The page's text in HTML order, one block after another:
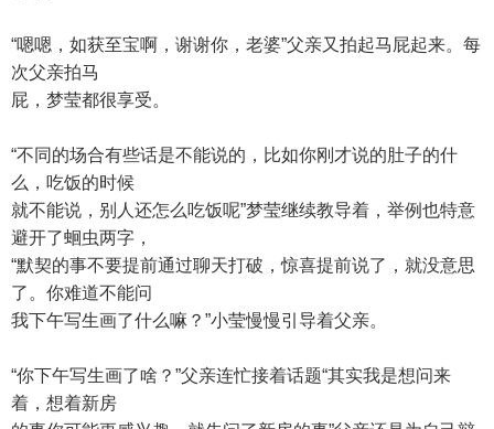
“嗯嗯，如获至宝啊，谢谢你，老婆”父亲又拍起马屁起来。每
次父亲拍马
屁，梦莹都很享受。
“不同的场合有些话是不能说的，比如你刚才说的肚子的什
么，吃饭的时候
就不能说，别人还怎么吃饭呢”梦莹继续教导着，举例也特意
避开了蛔虫两字，
“默契的事不要提前通过聊天打破，惊喜提前说了，就没意思
了。你难道不能问
我下午写生画了什么嘛？”小莹慢慢引导着父亲。
“你下午写生画了啥？”父亲连忙接着话题“其实我是想问来
着，想着新房